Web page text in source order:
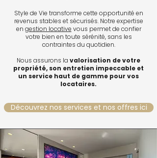
Style de Vie transforme cette opportunité en
revenus stables et sécurisés. Notre expertise
en gestion locative vous permet de confier
votre bien en toute sérénité, sans les
contraintes du quotidien.
Nous assurons la valorisation de votre
propriété, son entretien impeccable et
un service haut de gamme pour vos
locataires.
Découvrez nos services et nos offres ici